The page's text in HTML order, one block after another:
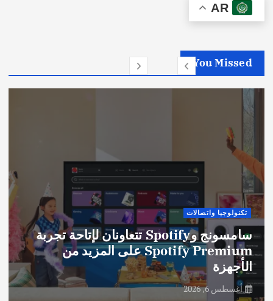
AR
You Missed
تكنولوجيا واتصالات
سامسونج وSpotify تتعاونان لإتاحة تجربة
Spotify Premium على المزيد من
الأجهزة
أغسطس 6, 2026